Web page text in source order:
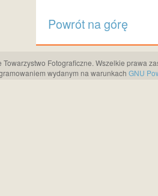
Powrót na górę
Fotograficzne. Wszelkie prawa
wydanym na warunkach GNU